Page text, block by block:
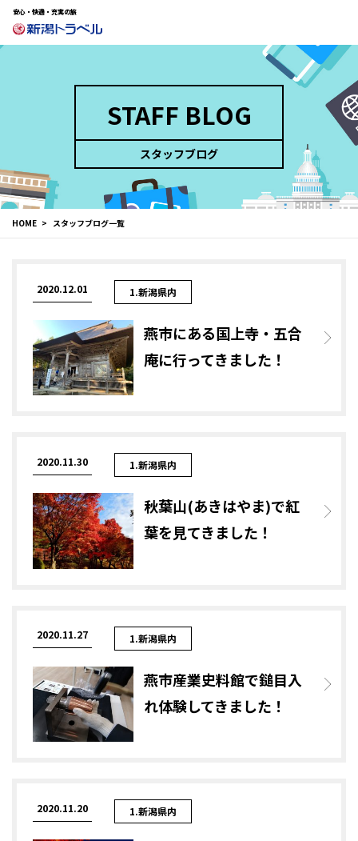
安心・快適・充実の旅
STAFF BLOG
スタッフブログ
HOME スタッフブログ一覧
2020.12.01 1.新潟県内
燕市にある国上寺・五合
庵に行ってきました！
2020.11.30 1.新潟県内
秋葉山(あきはやま)で紅
葉を見てきました！
2020.11.27 1.新潟県内
燕市産業史料館で鎚目入
れ体験してきました！
2020.11.20 1.新潟県内